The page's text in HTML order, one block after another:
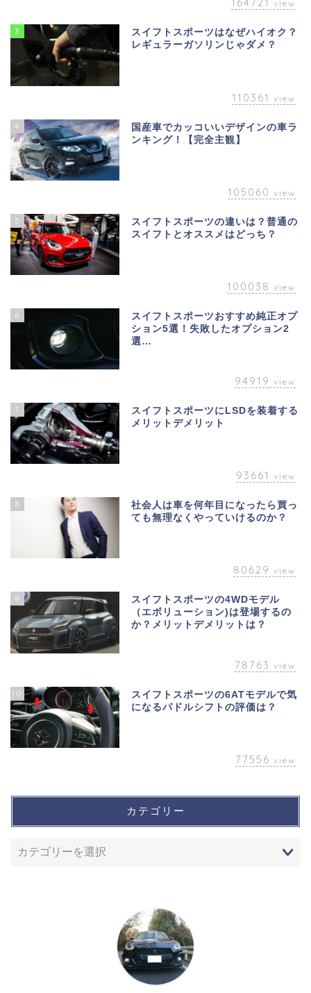
164721 view
3
スイフトスポーツはなぜハイオク？
レギュラーガソリンじゃダメ？
110361 view
4
国産車でカッコいいデザインの車ラ
ンキング！【完全主観】
105060 view
5
スイフトスポーツの違いは？普通の
スイフトとオススメはどっち？
100038 view
6
スイフトスポーツおすすめ純正オプ
ション5選！失敗したオプション2
選…
94919 view
7
スイフトスポーツにLSDを装着する
メリットデメリット
93661 view
8
社会人は車を何年目になったら買っ
ても無理なくやっていけるのか？
80629 view
9
スイフトスポーツの4WDモデル
（エボリューション)は登場するの
か？メリットデメリットは？
78763 view
10
スイフトスポーツの6ATモデルで気
になるパドルシフトの評価は？
77556 view
カテゴリー